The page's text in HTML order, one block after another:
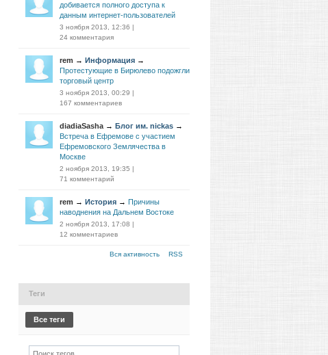
добивается полного доступа к
данным интернет-пользователей
3 ноября 2013, 12:36 |
24 комментария
rem → Информация →
Протестующие в Бирюлево подожгли
торговый центр
3 ноября 2013, 00:29 |
167 комментариев
diadiaSasha → Блог им. nickas →
Встреча в Ефремове с участием
Ефремовского Землячества в
Москве
2 ноября 2013, 19:35 |
71 комментарий
rem → История → Причины
наводнения на Дальнем Востоке
2 ноября 2013, 17:08 |
12 комментариев
Вся активность RSS
Теги
Все теги